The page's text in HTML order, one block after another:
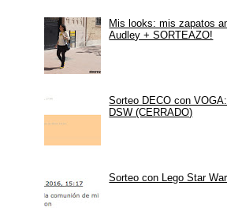
Mis looks: mis zapatos
Audley + SORTEAZO!
Sorteo DECO con
DSW (CERRADO)
Sorteo con Lego Star